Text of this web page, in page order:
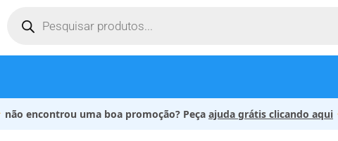
não encontrou uma boa promoção? Peça ajuda grátis clicando aqui